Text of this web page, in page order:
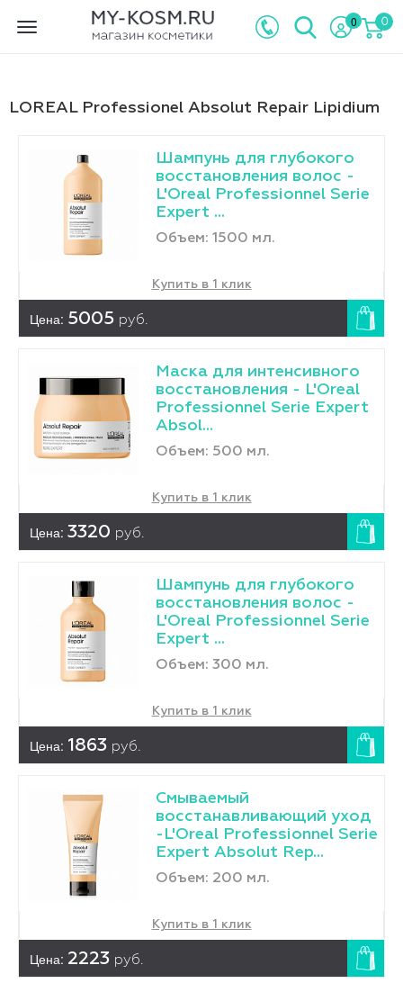
Toggle
0 0
LОREAL Professionel Absolut Repair Lipidium
Шампунь для глубокого
восстановления волос -
L'Оreal Professionnel Serie
Expert ...
Объем: 1500 мл.
Купить в 1 клик
Цена: 5005 руб.
Маска для интенсивного
восстановления - L'Оreal
Professionnel Serie Expert
Absol...
Объем: 500 мл.
Купить в 1 клик
Цена: 3320 руб.
Шампунь для глубокого
восстановления волос -
L'Оreal Professionnel Serie
Expert ...
Объем: 300 мл.
Купить в 1 клик
Цена: 1863 руб.
Смываемый
восстанавливающий уход
-L'Оreal Professionnel Serie
Expert Absolut Rep...
Объем: 200 мл.
Купить в 1 клик
Цена: 2223 руб.